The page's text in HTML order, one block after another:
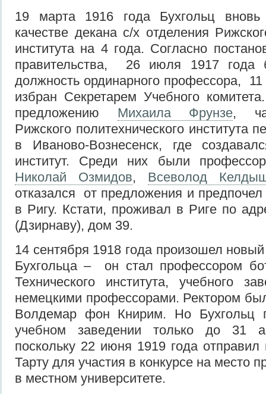
19 марта 1916 года Бухгольц
качестве декана с/х отделения
института на 4 года. Согласно
правительства, 26 июля 1917 года
должность ординарного профессора, 11
избран Секретарем Учебного
предложению Михаила Фрунзе,
Рижского политехнического института
в Иваново-Вознесенск, где
институт. Среди них были
Николай Озмидов, Всеволод
отказался от предложения и предпочел
в Ригу. Кстати, проживал в Риге по
(Дзирнаву), дом 39.
14 сентября 1918 года произошел
Бухгольца – он стал профессором
Технического института, учебного
немецкими профессорами. Ректором
Волдемар фон Книрим. Но Бухгольц
учебном заведении только до 31
поскольку 22 июня 1919 года отправил
Тарту для участия в конкурсе на место
в местном университете.